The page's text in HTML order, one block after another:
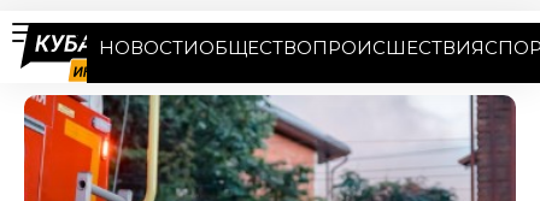
НОВОСТИОБЩЕСТВОПРОИСШЕСТВИЯ